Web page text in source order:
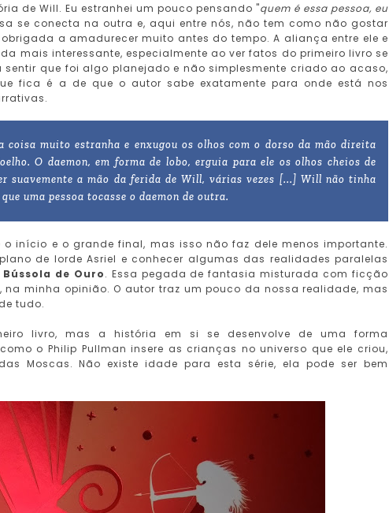
de Will. Eu estranhei um pouco pensando "quem é essa pessoa, eu
se conecta na outra e, aqui entre nós, não tem como não gostar
a amadurecer muito antes do tempo. A aliança entre ele e
mais interessante, especialmente ao ver fatos do primeiro livro se
que foi algo planejado e não simplesmente criado ao acaso,
fica é a de que o autor sabe exatamente para onde está nos
coisa muito estranha e enxugou os olhos com o dorso da mão direita
O daemon, em forma de lobo, erguia para ele os olhos cheios de
suavemente a mão da ferida de Will, várias vezes [...] Will não tinha
uma pessoa tocasse o daemon de outra.
início e o grande final, mas isso não faz dele menos importante.
de lorde Asriel e conhecer algumas das realidades paralelas
Bússola de Ouro. Essa pegada de fantasia misturada com ficção
minha opinião. O autor traz um pouco da nossa realidade, mas
tudo.
livro, mas a história em si se desenvolve de uma forma
o Philip Pullman insere as crianças no universo que ele criou,
Moscas. Não existe idade para esta série, ela pode ser bem